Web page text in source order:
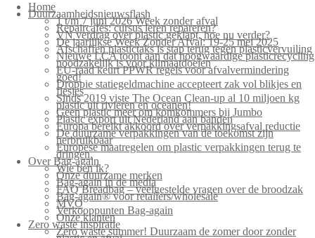
Home
Duurzaamheidsnieuwsflash
1 t/m 7 juni 2026 Week zonder afval
Repaircafés: cursus leren repareren?
VN verdrag over plastic geklapt, hoe nu verder?
De jaarlijkse Week Zonder Afval: 19-25 mei 2025
Afschaffen plastictaks is stap terug tegen plasticvervuiling
Nieuwe LCA toont aan dat hoogwaardige plasticrecycling
noodzakelijk is voor klimaatdoelen
EU-raad keurt PPWR regels voor afvalvermindering
goed!
Droppie statiegeldmachine accepteert zak vol blikjes en
flesjes
Sinds 2019 viste The Ocean Clean-up al 10 miljoen kg
plastic uit rivieren en oceanen!
Geen plastic meer om komkommers bij Jumbo
Plastic export uit Nederland aan banden
Europa bereikt akkoord over verpakkingsafval reductie
De duurzame verpakkingen van de toekomst zijn
herbruikbaar
Europese maatregelen om plastic verpakkingen terug te
dringen.
Over Bag-again
Wie ben ik?
Onze duurzame merken
Bag-again in de media
FAQ Breadbag – veelgestelde vragen over de broodzak
Bag-again® voor retailers/wholesale
MVO
Verkooppunten Bag-again
Onze klanten
Zero waste inspiratie
Zero waste summer! Duurzaam de zomer door zonder